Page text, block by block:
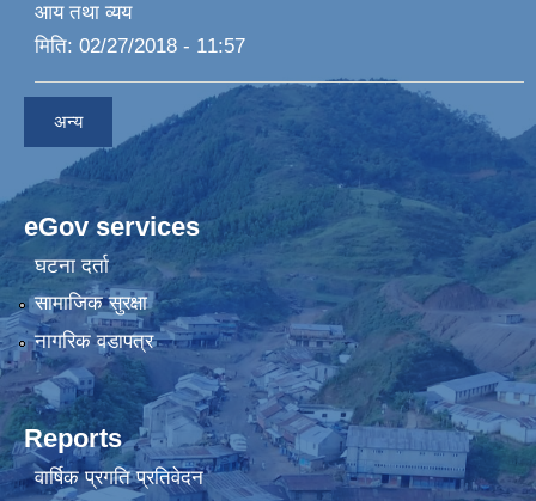
आय तथा व्यय
मिति: 02/27/2018 - 11:57
अन्य
eGov services
घटना दर्ता
सामाजिक सुरक्षा
नागरिक वडापत्र
Reports
वार्षिक प्रगति प्रतिवेदन